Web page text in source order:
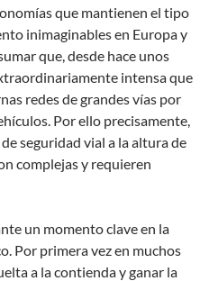
que mantienen el tipo
inimaginables en Europa y
que, desde hace unos
intensa que
redes de grandes vías por
Por ello precisamente,
seguridad vial a la altura de
complejas y requieren
un momento clave en la
Por primera vez en muchos
a la contienda y ganar la